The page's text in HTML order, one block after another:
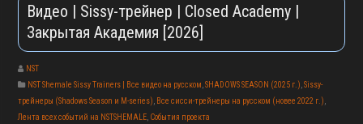
Видео | Sissy-трейнер | Closed Academy |
Закрытая Академия [2026]
NST
NST Shemale Sissy Trainers | Все видео на русском ,SHADOWS SEASON (2025 г.) ,Sissy-
трейнеры (Shadows Season и M-series)
Все сисси-трейнеры на русском (новее 2022 г.)
Лента всех событий на NSTSHEMALE События проекта